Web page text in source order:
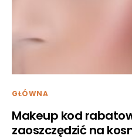
GŁÓWNA
Makeup kod
zaoszczędzić na